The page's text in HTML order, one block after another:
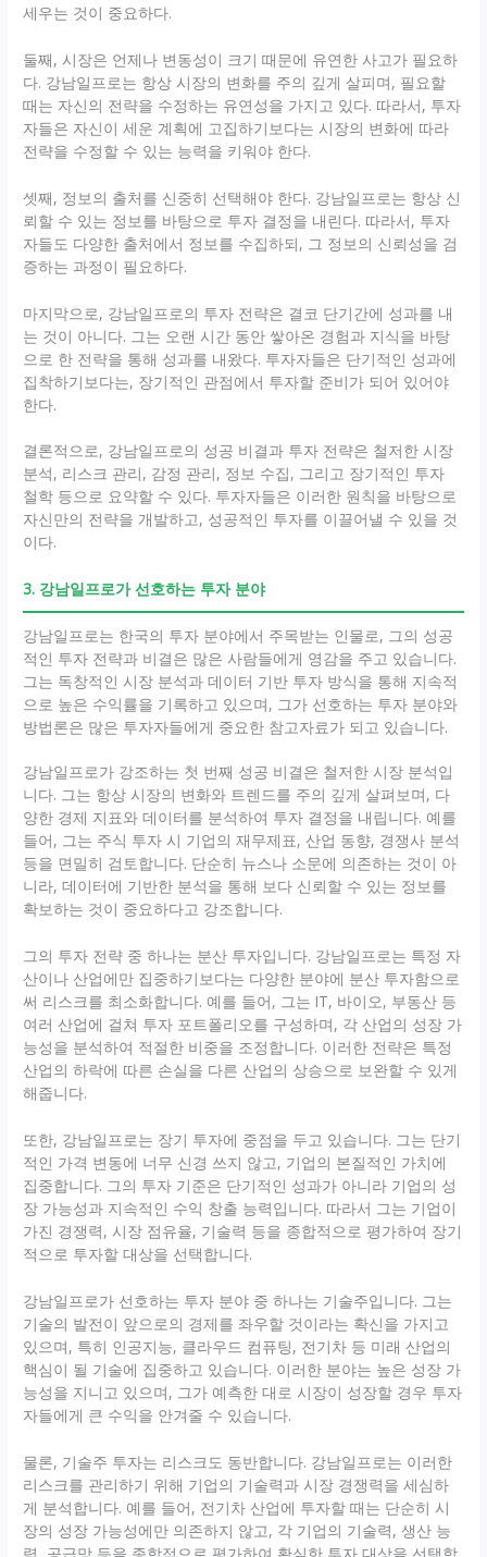
세우는 것이 중요하다.
둘째, 시장은 언제나 변동성이 크기 때문에 유연한 사고가 필요하
다. 강남일프로는 항상 시장의 변화를 주의 깊게 살피며, 필요할
때는 자신의 전략을 수정하는 유연성을 가지고 있다. 따라서, 투자
자들은 자신이 세운 계획에 고집하기보다는 시장의 변화에 따라
전략을 수정할 수 있는 능력을 키워야 한다.
셋째, 정보의 출처를 신중히 선택해야 한다. 강남일프로는 항상 신
뢰할 수 있는 정보를 바탕으로 투자 결정을 내린다. 따라서, 투자
자들도 다양한 출처에서 정보를 수집하되, 그 정보의 신뢰성을 검
증하는 과정이 필요하다.
마지막으로, 강남일프로의 투자 전략은 결코 단기간에 성과를 내
는 것이 아니다. 그는 오랜 시간 동안 쌓아온 경험과 지식을 바탕
으로 한 전략을 통해 성과를 내왔다. 투자자들은 단기적인 성과에
집착하기보다는, 장기적인 관점에서 투자할 준비가 되어 있어야
한다.
결론적으로, 강남일프로의 성공 비결과 투자 전략은 철저한 시장
분석, 리스크 관리, 감정 관리, 정보 수집, 그리고 장기적인 투자
철학 등으로 요약할 수 있다. 투자자들은 이러한 원칙을 바탕으로
자신만의 전략을 개발하고, 성공적인 투자를 이끌어낼 수 있을 것
이다.
3. 강남일프로가 선호하는 투자 분야
강남일프로는 한국의 투자 분야에서 주목받는 인물로, 그의 성공
적인 투자 전략과 비결은 많은 사람들에게 영감을 주고 있습니다.
그는 독창적인 시장 분석과 데이터 기반 투자 방식을 통해 지속적
으로 높은 수익률을 기록하고 있으며, 그가 선호하는 투자 분야와
방법론은 많은 투자자들에게 중요한 참고자료가 되고 있습니다.
강남일프로가 강조하는 첫 번째 성공 비결은 철저한 시장 분석입
니다. 그는 항상 시장의 변화와 트렌드를 주의 깊게 살펴보며, 다
양한 경제 지표와 데이터를 분석하여 투자 결정을 내립니다. 예를
들어, 그는 주식 투자 시 기업의 재무제표, 산업 동향, 경쟁사 분석
등을 면밀히 검토합니다. 단순히 뉴스나 소문에 의존하는 것이 아
니라, 데이터에 기반한 분석을 통해 보다 신뢰할 수 있는 정보를
확보하는 것이 중요하다고 강조합니다.
그의 투자 전략 중 하나는 분산 투자입니다. 강남일프로는 특정 자
산이나 산업에만 집중하기보다는 다양한 분야에 분산 투자함으로
써 리스크를 최소화합니다. 예를 들어, 그는 IT, 바이오, 부동산 등
여러 산업에 걸쳐 투자 포트폴리오를 구성하며, 각 산업의 성장 가
능성을 분석하여 적절한 비중을 조정합니다. 이러한 전략은 특정
산업의 하락에 따른 손실을 다른 산업의 상승으로 보완할 수 있게
해줍니다.
또한, 강남일프로는 장기 투자에 중점을 두고 있습니다. 그는 단기
적인 가격 변동에 너무 신경 쓰지 않고, 기업의 본질적인 가치에
집중합니다. 그의 투자 기준은 단기적인 성과가 아니라 기업의 성
장 가능성과 지속적인 수익 창출 능력입니다. 따라서 그는 기업이
가진 경쟁력, 시장 점유율, 기술력 등을 종합적으로 평가하여 장기
적으로 투자할 대상을 선택합니다.
강남일프로가 선호하는 투자 분야 중 하나는 기술주입니다. 그는
기술의 발전이 앞으로의 경제를 좌우할 것이라는 확신을 가지고
있으며, 특히 인공지능, 클라우드 컴퓨팅, 전기차 등 미래 산업의
핵심이 될 기술에 집중하고 있습니다. 이러한 분야는 높은 성장 가
능성을 지니고 있으며, 그가 예측한 대로 시장이 성장할 경우 투자
자들에게 큰 수익을 안겨줄 수 있습니다.
물론, 기술주 투자는 리스크도 동반합니다. 강남일프로는 이러한
리스크를 관리하기 위해 기업의 기술력과 시장 경쟁력을 세심하
게 분석합니다. 예를 들어, 전기차 산업에 투자할 때는 단순히 시
장의 성장 가능성에만 의존하지 않고, 각 기업의 기술력, 생산 능